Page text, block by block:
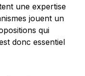
une expertise
jouent un
qui
donc essentiel